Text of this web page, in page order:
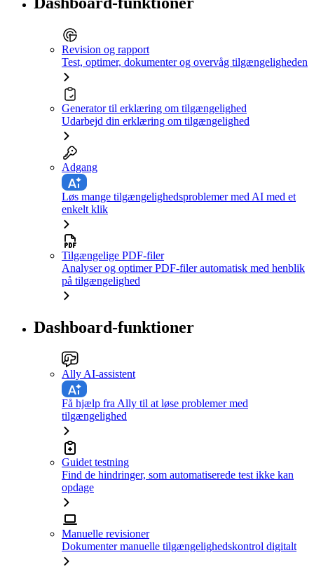
Revision og rapport
Test, optimer, dokumenter og overvåg tilgængeligheden
Generator til erklæring om tilgængelighed
Udarbejd din erklæring om tilgængelighed
Adgang
Løs mange tilgængelighedsproblemer med AI med et
enkelt klik
Tilgængelige PDF-filer
Analyser og optimer PDF-filer automatisk med henblik
på tilgængelighed
Dashboard-funktioner
Ally AI-assistent
Få hjælp fra Ally til at løse problemer med
tilgængelighed
Guidet testning
Find de hindringer, som automatiserede test ikke kan
opdage
Manuelle revisioner
Dokumenter manuelle tilgængelighedskontrol digitalt